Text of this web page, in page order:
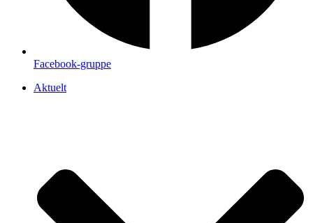
Facebook-gruppe
Aktuelt